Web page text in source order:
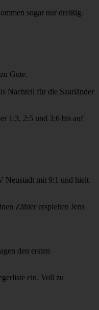
sogar nur dreißig.
Gute.
Nachteil für die Saarländer
1:3, 2:5 und 3:6 bis auf
Neustadt mit 9:1 und hielt
Zähler erspielten Jens
den ersten
ein. Voll zu